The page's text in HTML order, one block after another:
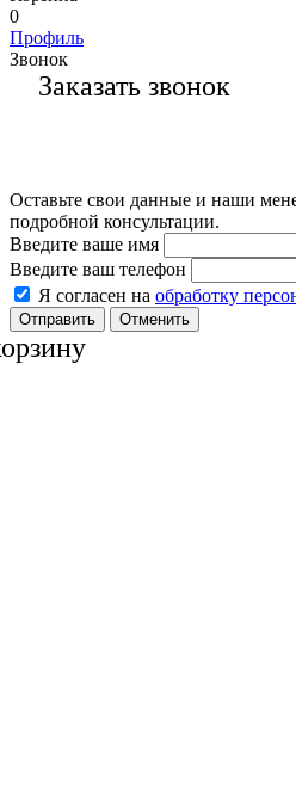
0
Профиль
Звонок
Заказать звонок
Оставьте свои данные и наши
подробной консультации.
Введите ваше имя
Введите ваш телефон
Я согласен на обработку
Отменить